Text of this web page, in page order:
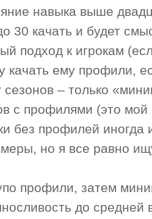
навыка выше
30 качать и будет
подход к игрокам
качать ему профили,
сезонов – только
с профилями (это
без профилей
но я все равно
профили, затем
до средней